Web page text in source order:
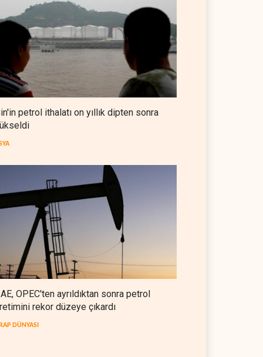
Suudi Arabistan, Türkiye ve
Pakistan ortak savunma
anlaşması imzaladı
ARAP DÜNYASI 07 Ağustos 2026
ABD, Suudi Arabistan'dan
petrol ithalatını 40 yıl sonra ilk
kez durdurdu
BATI YARIM KÜRE 07 Ağustos 2026
petrol ithalatı on yıllık dipten sonra
OPEC'ten ayrıldıktan sonra petrol
rekor düzeye çıkardı
DÜNYASI